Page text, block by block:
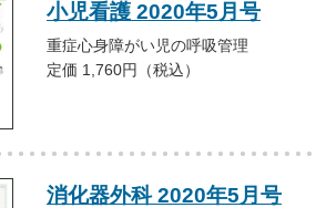
小児看護 2020年5月号
重症心身障がい児の呼吸管理
定価 1,760円（税込）
消化器外科 2020年5月号